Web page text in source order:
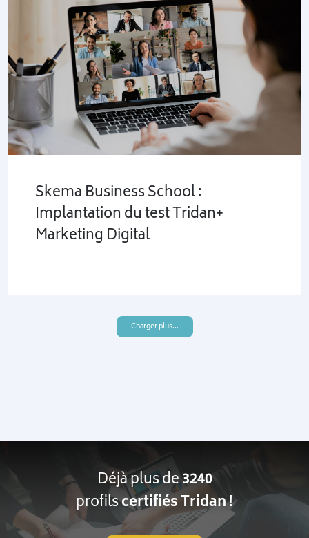
Skema Business School :
Implantation du test Tridan+
Marketing Digital
Charger plus...
Déjà plus de3240
profilscertifiés Tridan!